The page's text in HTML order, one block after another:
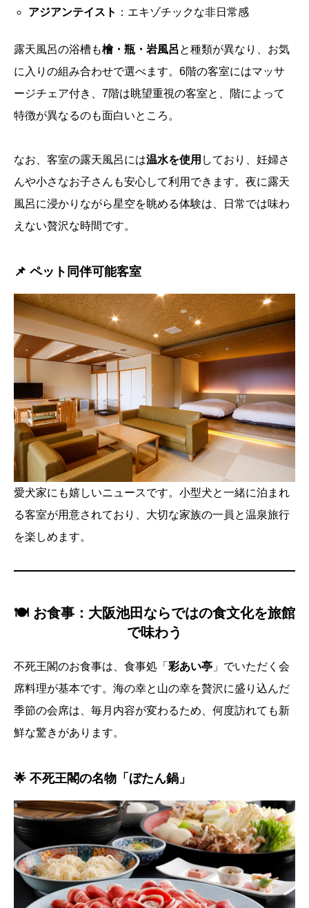
アジアンテイスト ：エキゾチックな非日常感
露天風呂の浴槽も檜・瓶・岩風呂と種類が異なり、お気
に入りの組み合わせで選べます。6階の客室にはマッサ
ージチェア付き、7階は眺望重視の客室と、階によって
特徴が異なるのも面白いところ。
なお、客室の露天風呂には温水を使用 しており、妊婦さ
んや小さなお子さんも安心して利用できます。夜に露天
風呂に浸かりながら星空を眺める体験は、日常では味わ
えない贅沢な時間です。
📌 ペット同伴可能客室
愛犬家にも嬉しいニュースです。小型犬と一緒に泊まれ
る客室が用意されており、大切な家族の一員と温泉旅行
を楽しめます。
🍽️ お食事：大阪池田ならではの食文化を旅館
で味わう
不死王閣のお食事は、食事処「 彩あい亭 」でいただく会
席料理が基本です。海の幸と山の幸を贅沢に盛り込んだ
季節の会席は、毎月内容が変わるため、何度訪れても新
鮮な驚きがあります。
🌟 不死王閣の名物「ぼたん鍋」